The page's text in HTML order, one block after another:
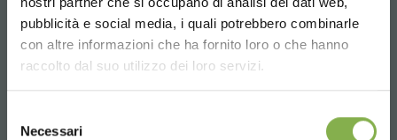
pubblicità e social media, i quali potrebbero combinarle
con altre informazioni che ha fornito loro o che hanno
raccolto dal suo utilizzo dei loro servizi.
delNecessari
Choose the country you are in and your
language for a better browsing experience
vantaggi esclusivi:
5 % di scontosul tuo primo ordine *
2 % di sconto sempresu tutti i tuoi acquisti